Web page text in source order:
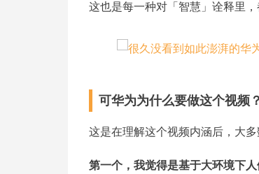
这也是每一种对「智慧」诠释里，
可华为为什么要做这个视频？
这是在理解这个视频内涵后，大
第一个，我觉得是基于大环境下